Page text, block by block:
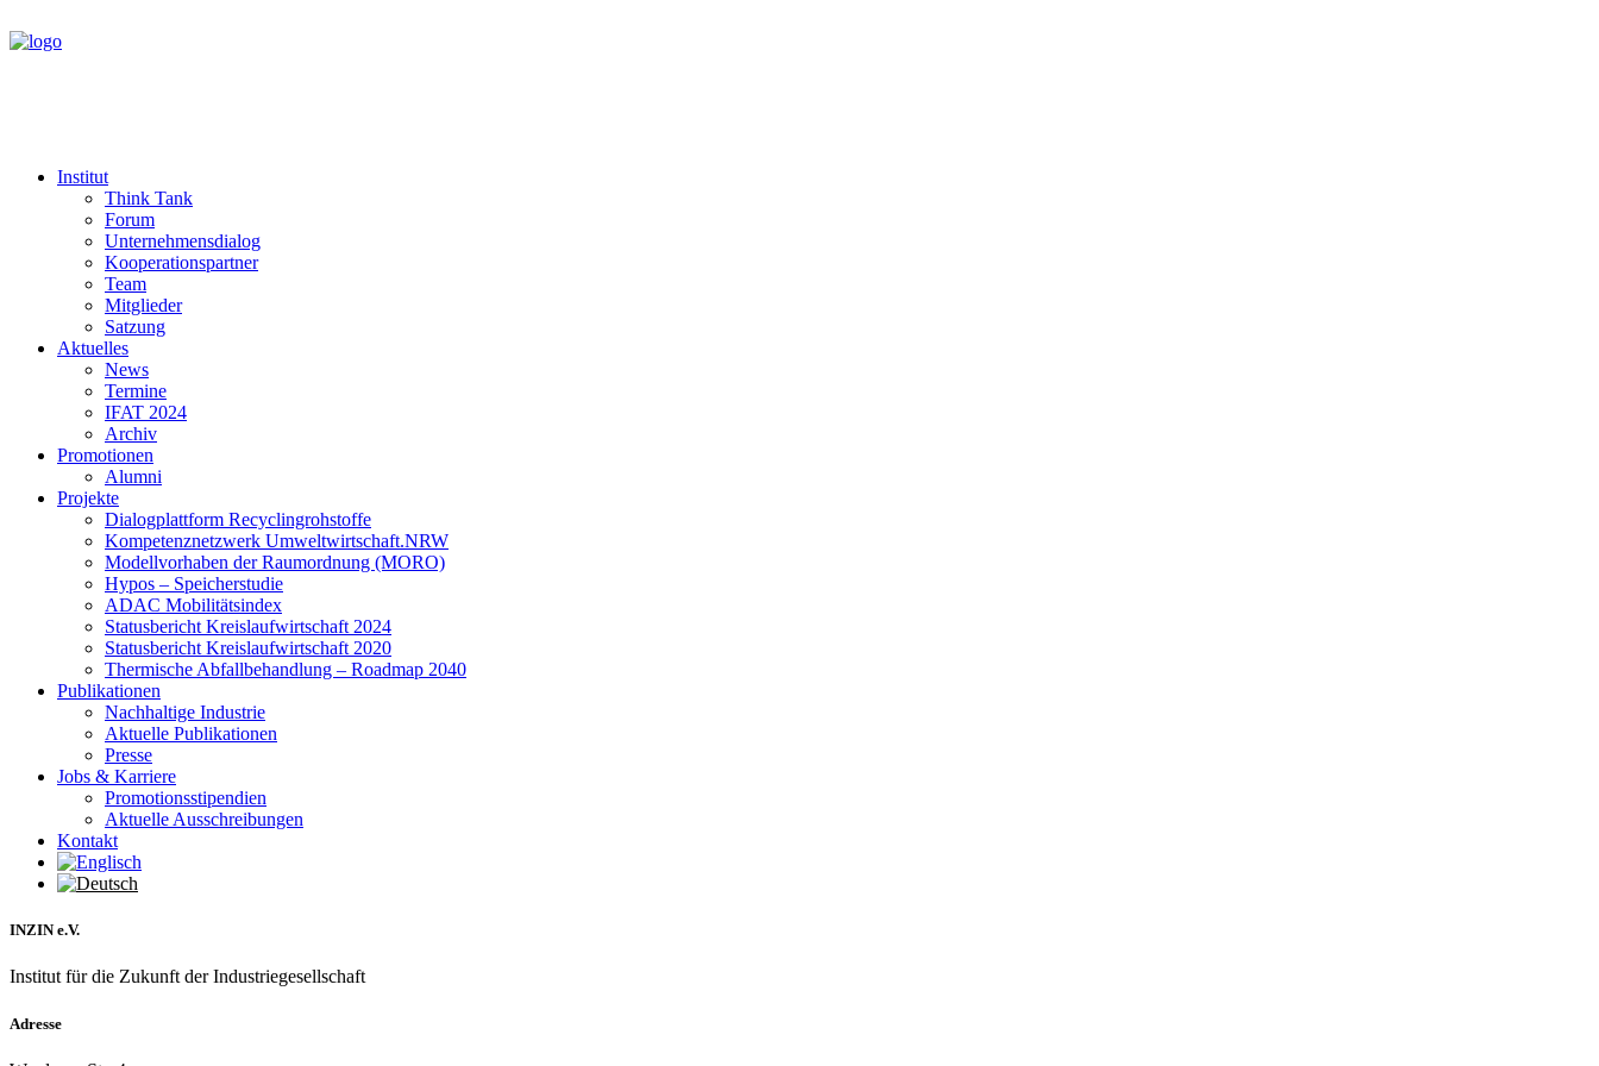
Institut
Think Tank
Forum
Unternehmensdialog
Kooperationspartner
Team
Mitglieder
Satzung
Aktuelles
News
Termine
IFAT 2024
Archiv
Promotionen
Alumni
Projekte
Dialogplattform Recyclingrohstoffe
Kompetenznetzwerk Umweltwirtschaft.NRW
Modellvorhaben der Raumordnung (MORO)
Hypos – Speicherstudie
ADAC Mobilitätsindex
Statusbericht Kreislaufwirtschaft 2024
Statusbericht Kreislaufwirtschaft 2020
Thermische Abfallbehandlung – Roadmap 2040
Publikationen
Nachhaltige Industrie
Aktuelle Publikationen
Presse
Jobs & Karriere
Promotionsstipendien
Aktuelle Ausschreibungen
Kontakt
INZIN e.V.
Institut für die Zukunft der Industriegesellschaft
Adresse